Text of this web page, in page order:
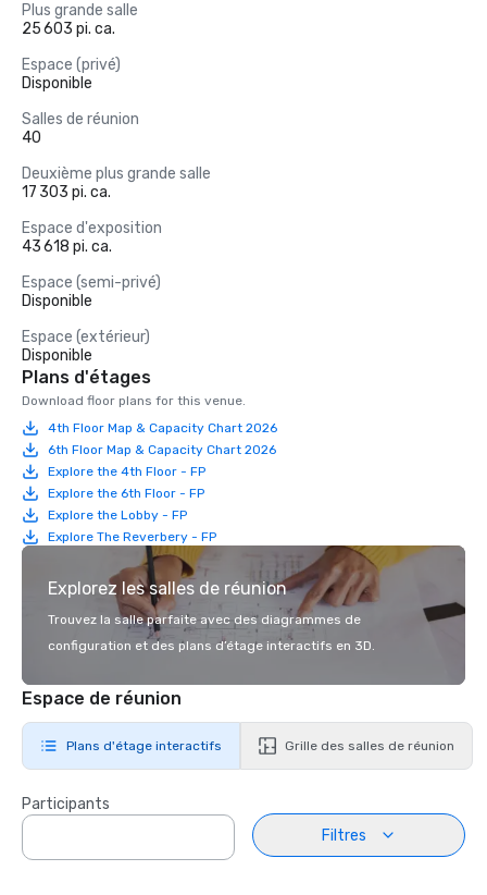
Plus grande salle
25 603 pi. ca.
Espace (privé)
Disponible
Salles de réunion
40
Deuxième plus grande salle
17 303 pi. ca.
Espace d'exposition
43 618 pi. ca.
Espace (semi-privé)
Disponible
Espace (extérieur)
Disponible
Plans d'étages
Download floor plans for this venue.
4th Floor Map & Capacity Chart 2026
6th Floor Map & Capacity Chart 2026
Explore the 4th Floor - FP
Explore the 6th Floor - FP
Explore the Lobby - FP
Explore The Reverbery - FP
Explorez les salles de réunion
Trouvez la salle parfaite avec des diagrammes de
configuration et des plans d’étage interactifs en 3D.
Espace de réunion
Plans d'étage interactifs Grille des salles de réunion
Participants
Filtres